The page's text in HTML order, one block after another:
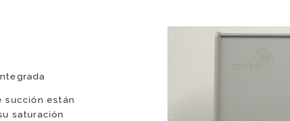
succión están
saturación